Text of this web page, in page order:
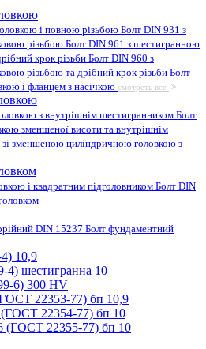
і повною різьбою Болт DIN 931 з
різьбою Болт DIN 961 з шестигранною
крок різьби Болт DIN 960 з
різьбою та дрібний крок різьби Болт
і фланцем з насічкою смотреть все
з внутрішнім шестигранником Болт
зменшеної висоти та внутрішнім
зменшеною циліндричною головкою з
і квадратним підголовником Болт DIN
DIN 15237 Болт фундаментний
10,9
4) шестигранна 10
6) 300 HV
22353-77) бп 10,9
22354-77) бп 10
22355-77) бп 10